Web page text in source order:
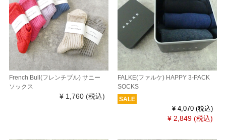
French Bull(フレンチブル) サニー
ソックス
¥ 1,760 (税込)
FALKE(ファルケ) HAPPY 3-PACK
SOCKS
SALE
¥ 4,070(税込)
¥ 2,849(税込)